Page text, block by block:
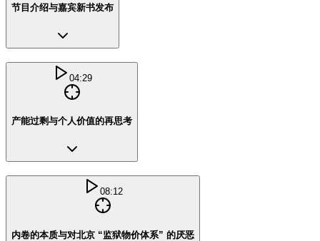
节目介绍与嘉宾新书发布
04:29
产能过剩与个人价值的再思考
08:12
内卷的本质与对北京 “监狱物价体系” 的厌恶